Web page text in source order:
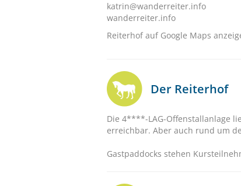
katrin@wanderreiter.info
wanderreiter.info
Reiterhof auf Google Maps
Der Reiterhof
Die 4****-LAG-Offenstallanlage
erreichbar. Aber auch rund um
Gastpaddocks stehen